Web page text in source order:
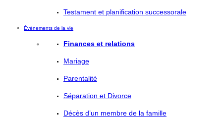
Testament et planification successorale
Événements de la vie
Finances et relations
Mariage
Parentalité
Séparation et Divorce
Décès d’un membre de la famille